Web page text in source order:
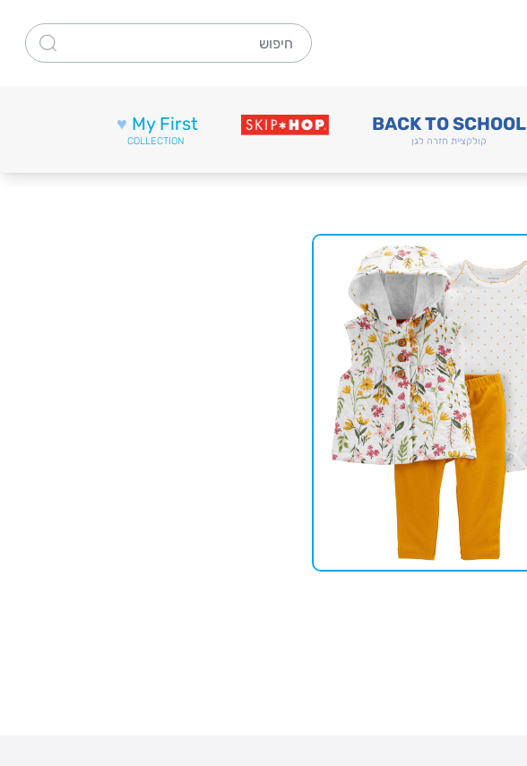
חיפוש
BACK TO SCHOOL
קולקציית חזרה לגן
My First
♥
COLLECTION